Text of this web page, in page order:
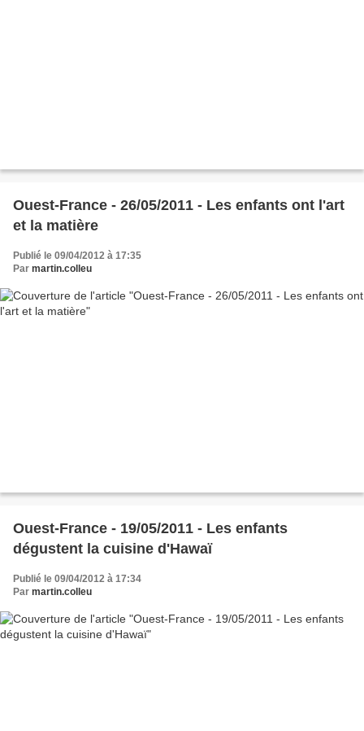
Ouest-France - 26/05/2011 - Les enfants ont l'art
et la matière
Publié le 09/04/2012 à 17:35
Par martin.colleu
Ouest-France - 19/05/2011 - Les enfants
dégustent la cuisine d'Hawaï
Publié le 09/04/2012 à 17:34
Par martin.colleu